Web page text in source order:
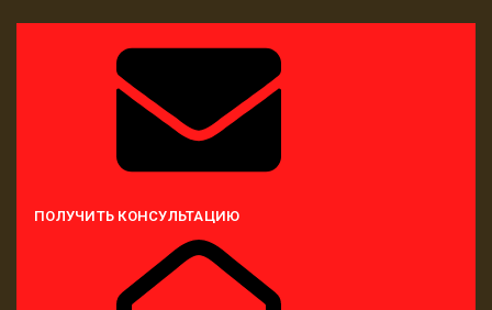
ПОЛУЧИТЬ КОНСУЛЬТАЦИЮ